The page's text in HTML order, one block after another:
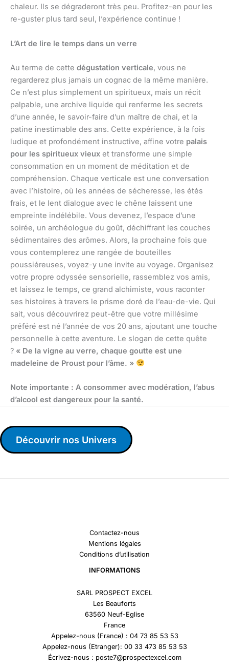
chaleur. Ils se dégraderont très peu. Profitez-en pour les
re-guster plus tard seul, l’expérience continue !
L’Art de lire le temps dans un verre
Au terme de cette dégustation verticale, vous ne
regarderez plus jamais un cognac de la même manière.
Ce n’est plus simplement un spiritueux, mais un récit
palpable, une archive liquide qui renferme les secrets
d’une année, le savoir-faire d’un maître de chai, et la
patine inestimable des ans. Cette expérience, à la fois
ludique et profondément instructive, affine votre palais
pour les spiritueux vieux et transforme une simple
consommation en un moment de méditation et de
compréhension. Chaque verticale est une conversation
avec l’histoire, où les années de sécheresse, les étés
frais, et le lent dialogue avec le chêne laissent une
empreinte indélébile. Vous devenez, l’espace d’une
soirée, un archéologue du goût, déchiffrant les couches
sédimentaires des arômes. Alors, la prochaine fois que
vous contemplerez une rangée de bouteilles
poussiéreuses, voyez-y une invite au voyage. Organisez
votre propre odyssée sensorielle, rassemblez vos amis,
et laissez le temps, ce grand alchimiste, vous raconter
ses histoires à travers le prisme doré de l’eau-de-vie. Qui
sait, vous découvrirez peut-être que votre millésime
préféré est né l’année de vos 20 ans, ajoutant une touche
personnelle à cette aventure. Le slogan de cette quête
? « De la vigne au verre, chaque goutte est une
madeleine de Proust pour l’âme. »
Note importante : A consommer avec modération, l’abus
d’alcool est dangereux pour la santé.
Découvrir nos Univers
Contactez-nous
Mentions légales
Conditions d’utilisation
INFORMATIONS
SARL PROSPECT EXCEL
Les Beauforts
63560 Neuf-Eglise
France
Appelez-nous (France) : 04 73 85 53 53
Appelez-nous (Etranger): 00 33 473 85 53 53
Écrivez-nous : poste7@prospectexcel.com